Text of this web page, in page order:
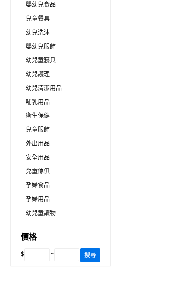
嬰幼兒食品
兒童餐具
幼兒洗沐
嬰幼兒服飾
幼兒童寢具
幼兒護理
幼兒清潔用品
哺乳用品
衛生保健
兒童服飾
外出用品
安全用品
兒童傢俱
孕婦食品
孕婦用品
幼兒童讀物
價格
$ ~ 搜尋